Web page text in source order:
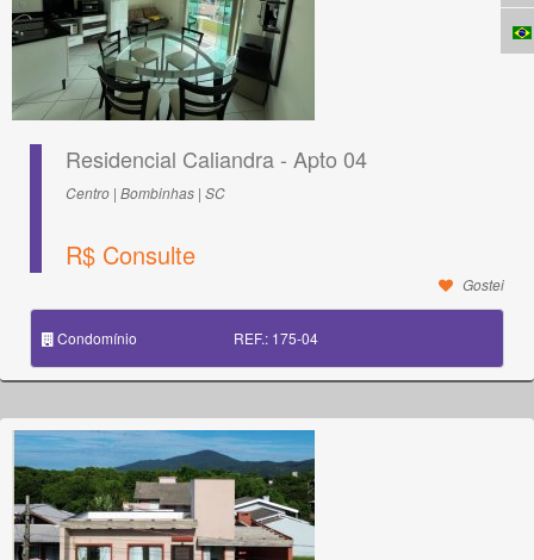
Residencial Caliandra - Apto 04
Centro | Bombinhas | SC
R$ Consulte
Gostei
Condomínio REF.: 175-04